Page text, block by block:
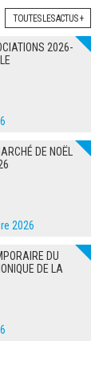
TOUTES LES ACTUS +
2026-
DE NOËL
2026
DU
DE LA